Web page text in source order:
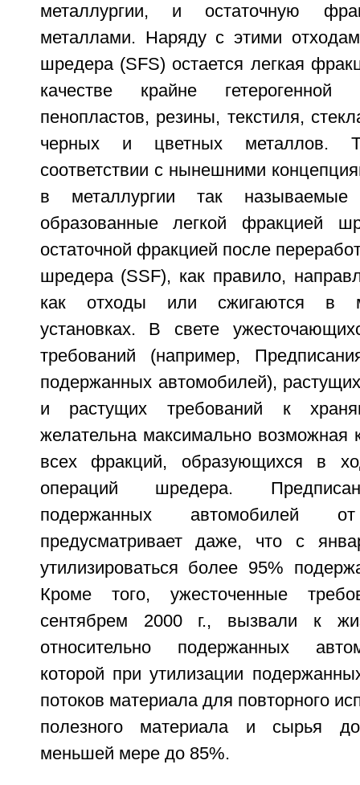
металлургии, и остаточную
металлами. Наряду с этими
шредера (SFS) остается легкая
качестве крайне гетерогенной
пенопластов, резины, текстиля,
черных и цветных металлов.
соответствии с нынешними
в металлургии так
образованные легкой фракцией
остаточной фракцией после
шредера (SSF), как правило,
как отходы или сжигаются в
установках. В свете
требований (например,
подержанных автомобилей),
и растущих требований к
желательна максимально возможная
всех фракций, образующихся в
операций шредера.
подержанных автомобилей
предусматривает даже, что с
утилизироваться более 95%
Кроме того, ужесточенные
сентябрем 2000 г., вызвали к
относительно подержанных
которой при утилизации
потоков материала для повторного
полезного материала и сырья
меньшей мере до 85%.